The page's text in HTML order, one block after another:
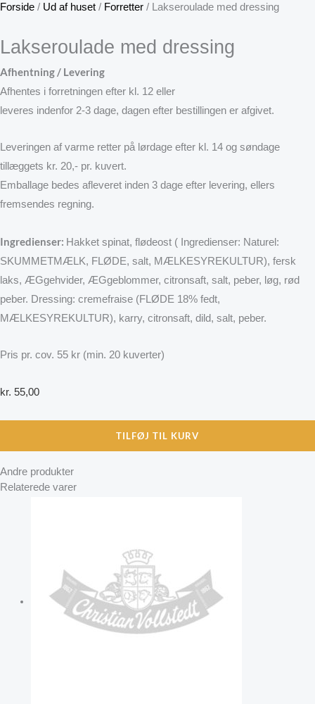
Forside / Ud af huset / Forretter / Lakseroulade med dressing
Lakseroulade med dressing
Afhentning / Levering
Afhentes i forretningen efter kl. 12 eller
leveres indenfor 2-3 dage, dagen efter bestillingen er afgivet.
Leveringen af varme retter på lørdage efter kl. 14 og søndage
tillæggets kr. 20,- pr. kuvert.
Emballage bedes afleveret inden 3 dage efter levering, ellers
fremsendes regning.
Ingredienser: Hakket spinat, flødeost ( Ingredienser: Naturel:
SKUMMETMÆLK, FLØDE, salt, MÆLKESYREKULTUR), fersk
laks, ÆGgehvider, ÆGgeblommer, citronsaft, salt, peber, løg, rød
peber. Dressing: cremefraise (FLØDE 18% fedt,
MÆLKESYREKULTUR), karry, citronsaft, dild, salt, peber.
Pris pr. cov. 55 kr (min. 20 kuverter)
kr. 55,00
TILFØJ TIL KURV
Andre produkter
Relaterede varer